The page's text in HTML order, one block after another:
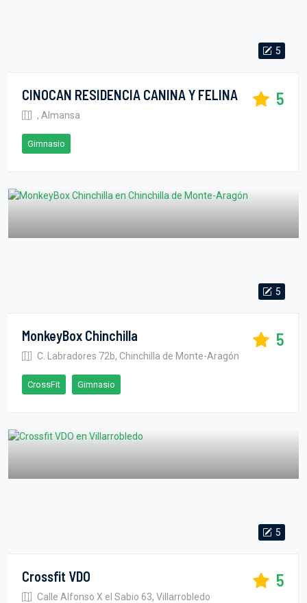
5
CINOCAN RESIDENCIA CANINA Y FELINA
, Almansa
5
Gimnasio
5
MonkeyBox Chinchilla
C. Labradores 72b, Chinchilla de Monte-Aragón
5
CrossFit Gimnasio
5
Crossfit VDO
Calle Alfonso X el Sabio 63, Villarrobledo
5